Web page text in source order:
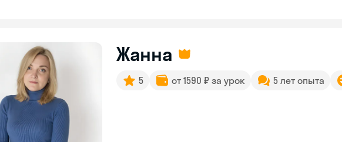
Жанна
5 от 1590 ₽ за урок 5 лет опыта